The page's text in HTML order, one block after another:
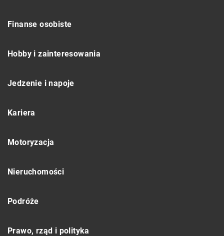
Finanse osobiste
Hobby i zainteresowania
Jedzenie i napoje
Kariera
Motoryzacja
Nieruchomości
Podróże
Prawo, rząd i polityka